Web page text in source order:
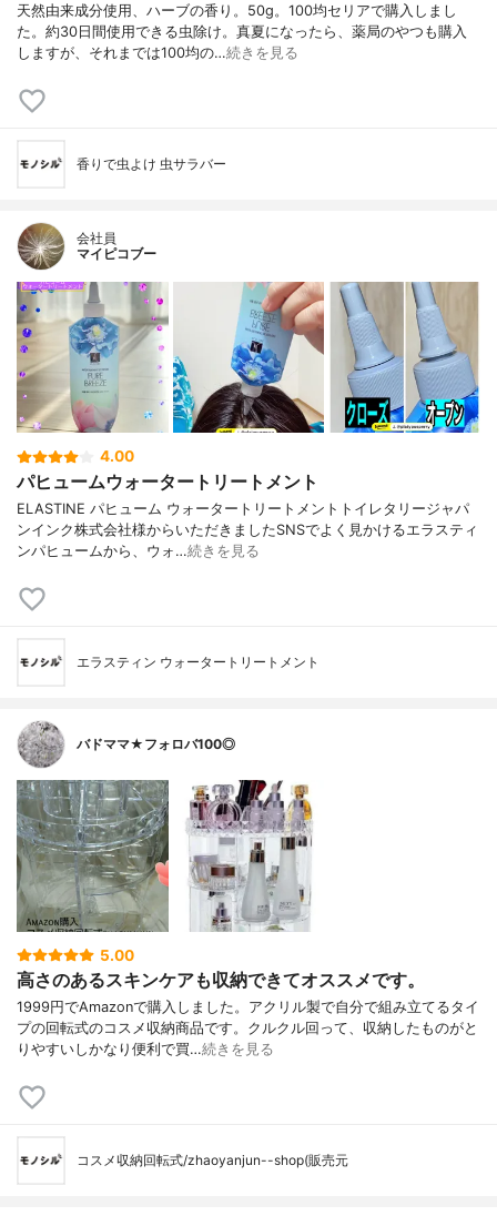
天然由来成分使用、ハーブの香り。50g。100均セリアで購入しまし
た。約30日間使用できる虫除け。真夏になったら、薬局のやつも購入
しますが、それまでは100均の…続きを見る
香りで虫よけ 虫サラバー
会社員
マイピコブー
4.00
パヒュームウォータートリートメント
ELASTINE パヒューム ウォータートリートメントトイレタリージャパ
ンインク株式会社様からいただきましたSNSでよく見かけるエラスティ
ンパヒュームから、ウォ…続きを見る
エラスティン ウォータートリートメント
バドママ★フォロバ100◎
5.00
高さのあるスキンケアも収納できてオススメです。
1999円でAmazonで購入しました。アクリル製で自分で組み立てるタイ
プの回転式のコスメ収納商品です。クルクル回って、収納したものがと
りやすいしかなり便利で買…続きを見る
コスメ収納回転式/zhaoyanjun--shop(販売元